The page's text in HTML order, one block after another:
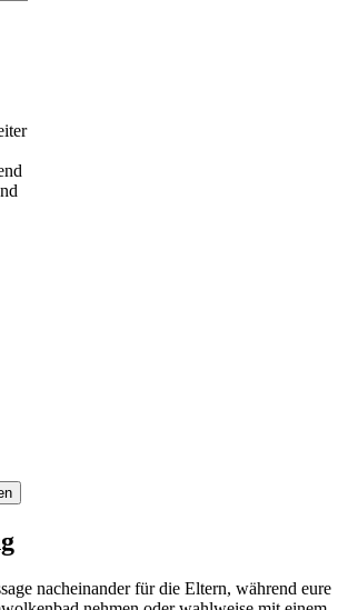
nacheinander für die Eltern, während eure